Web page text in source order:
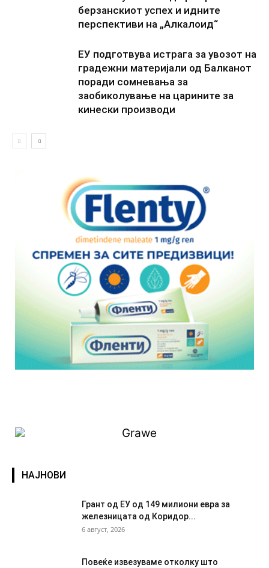
берзанскиот успех и идните
перспективи на „Алкалоид“
ЕУ подготвува истрага за увозот на
градежни материјали од Балканот
поради сомневања за
заобиколување на царините за
кинески производи
НАЈНОВИ
Грант од ЕУ од 149 милиони евра за
железницата од Коридор...
6 август, 2026
Повеќе извезуваме отколку што